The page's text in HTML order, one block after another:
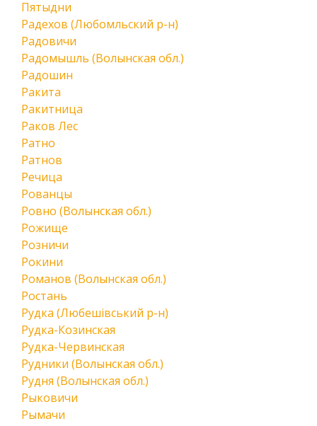
Пятыдни
Радехов (Любомльский р-н)
Радовичи
Радомышль (Волынская обл.)
Радошин
Ракита
Ракитница
Раков Лес
Ратно
Ратнов
Речица
Рованцы
Ровно (Волынская обл.)
Рожище
Розничи
Рокини
Романов (Волынская обл.)
Ростань
Рудка (Любешівський р-н)
Рудка-Козинская
Рудка-Червинская
Рудники (Волынская обл.)
Рудня (Волынская обл.)
Рыковичи
Рымачи